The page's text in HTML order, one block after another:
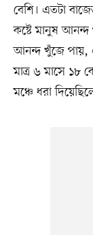
বেশি। এতটা
কষ্টে মানুষ আনন্দ
আনন্দ খুঁজে পায়,
মাত্র ৬ মাসে
মঞ্চে ধরা